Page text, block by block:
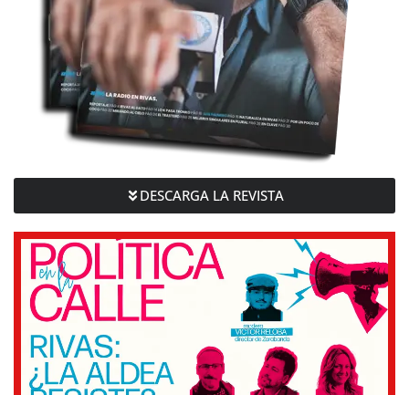
DESCARGA LA REVISTA